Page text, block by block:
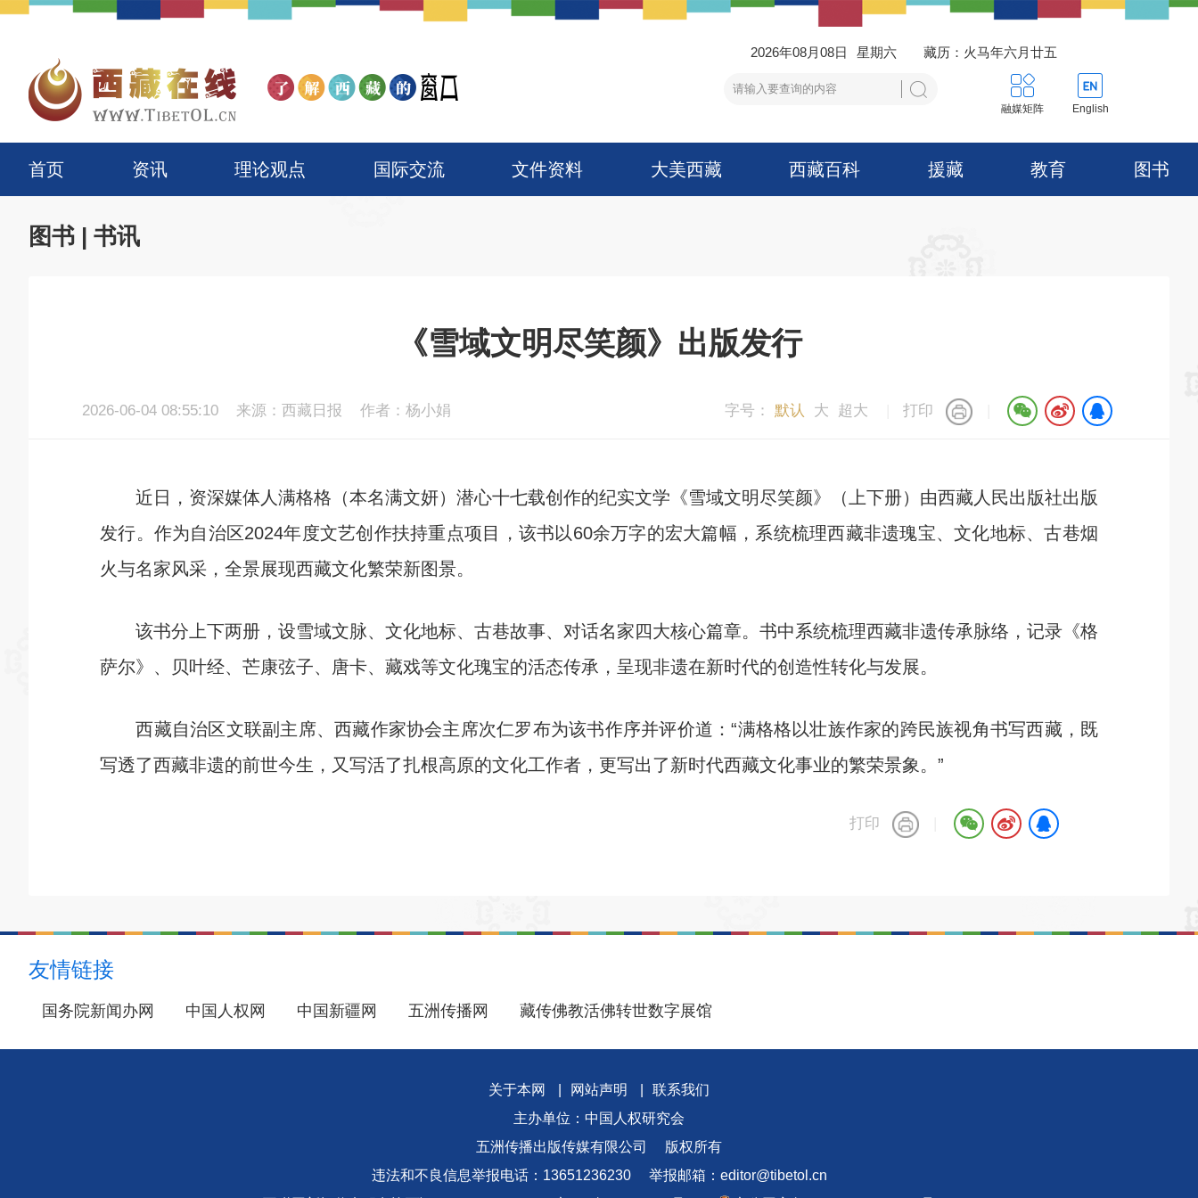
2026年08月08日 星期六 藏历：火马年六月廿五
融媒矩阵 English
首页 资讯 理论观点 国际交流 文件资料 大美西藏 西藏百科 援藏 教育 图书
图书 | 书讯
《雪域文明尽笑颜》出版发行
2026-06-04 08:55:10 来源：西藏日报 作者：杨小娟 字号： 默认 大 超大 打印
近日，资深媒体人满格格（本名满文妍）潜心十七载创作的纪实文学《雪域文明尽笑颜》（上下册）由西藏人民出版社出版
发行。作为自治区2024年度文艺创作扶持重点项目，该书以60余万字的宏大篇幅，系统梳理西藏非遗瑰宝、文化地标、古巷烟
火与名家风采，全景展现西藏文化繁荣新图景。
该书分上下两册，设雪域文脉、文化地标、古巷故事、对话名家四大核心篇章。书中系统梳理西藏非遗传承脉络，记录《格
萨尔》、贝叶经、芒康弦子、唐卡、藏戏等文化瑰宝的活态传承，呈现非遗在新时代的创造性转化与发展。
西藏自治区文联副主席、西藏作家协会主席次仁罗布为该书作序并评价道：“满格格以壮族作家的跨民族视角书写西藏，既
写透了西藏非遗的前世今生，又写活了扎根高原的文化工作者，更写出了新时代西藏文化事业的繁荣景象。”
打印
友情链接
国务院新闻办网 中国人权网 中国新疆网 五洲传播网 藏传佛教活佛转世数字展馆
关于本网 网站声明
联系我们
主办单位：中国人权研究会
五洲传播出版传媒有限公司
版权所有
违法和不良信息举报电话：13651236230
举报邮箱：editor@tibetol.cn